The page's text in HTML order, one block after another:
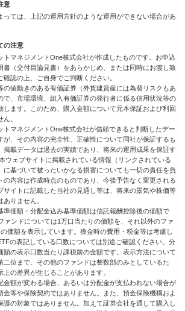
意
っては、上記の運用方針のような運用ができない場合があ
の注意
トマネジメントOne株式会社が作成したものです。お申込
書（交付目論見書）をあらかじめ、または同時にお渡し致
確認の上、ご自身でご判断ください。
の値動きのある有価証券（外貨建資産には為替リスクもあ
で、市場環境、組入有価証券の発行者に係る信用状況等の
します。このため、購入金額について元本保証および利回
。
トマネジメントOne株式会社が信頼できると判断したデー
が、その内容の完全性、正確性について同社が保証するも
掲載データは過去の実績であり、将来の運用成果を保証す
ウェブサイトに掲載されている情報（リンクされている
に基づいて被ったいかなる損害についても一切の責任を負
の内容は作成時点のものであり、今後予告なく変更される
サイトに記載した当社の見通し等は、将来の景気や株価等
りません。
準価額・分配金込み基準価額は信託報酬控除後の価額で
ァンドについては1万口当たりの価額を、それ以外のファ
価額を表示しています。換金時の費用・税金等は考慮し
の表記している口数については別途ご確認ください。分
額の表示口数当たり課税前の金額です。表示方法について
二位まで、その他のファンドは整数部のみとしているた
の差異が生じることがあります。
金額が変わる場合、あるいは分配金が支払われない場合が
金等や保険契約ではありません。また、預金保険機構およ
護の対象ではありません。加えて証券会社を通して購入し